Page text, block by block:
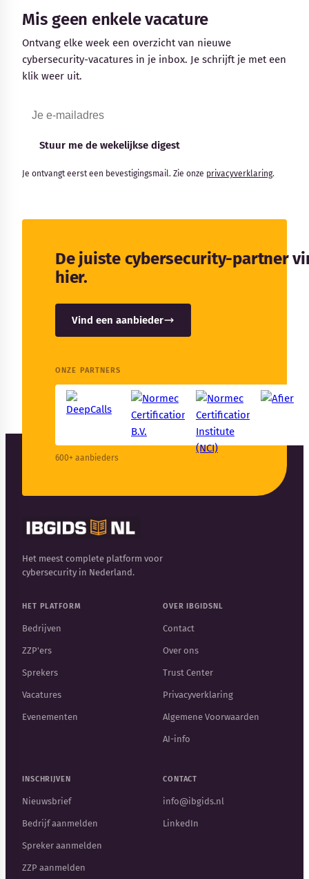
Mis geen enkele vacature
Ontvang elke week een overzicht van nieuwe
cybersecurity-vacatures in je inbox. Je schrijft je met een
klik weer uit.
Stuur me de wekelijkse digest
Je ontvangt eerst een bevestigingsmail. Zie onze privacyverklaring.
De juiste cybersecurity-partner
hier.
Vind een aanbieder
ONZE PARTNERS
600+ aanbieders
Het meest complete platform voor
cybersecurity in Nederland.
HET PLATFORM
Bedrijven
ZZP'ers
Sprekers
Vacatures
Evenementen
OVER IBGIDSNL
Contact
Over ons
Trust Center
Privacyverklaring
Algemene Voorwaarden
AI-info
INSCHRIJVEN
Nieuwsbrief
Bedrijf aanmelden
Spreker aanmelden
ZZP aanmelden
CONTACT
info@ibgids.nl
LinkedIn